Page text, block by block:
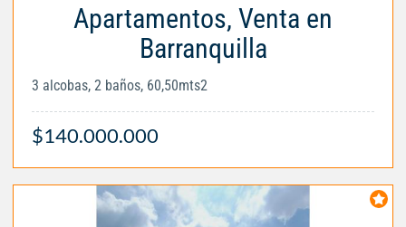
Apartamentos, Venta en
Barranquilla
3 alcobas, 2 baños, 60,50mts2
$140.000.000